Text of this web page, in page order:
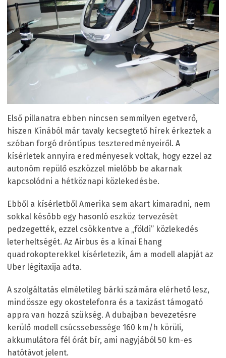
Első pillanatra ebben nincsen semmilyen egetverő,
hiszen Kínából már tavaly kecsegtető hírek érkeztek a
szóban forgó dróntípus teszteredményeiről. A
kísérletek annyira eredményesek voltak, hogy ezzel az
autonóm repülő eszközzel mielőbb be akarnak
kapcsolódni a hétköznapi közlekedésbe.
Ebből a kísérletből Amerika sem akart kimaradni, nem
sokkal később egy hasonló eszköz tervezését
pedzegették, ezzel csökkentve a „földi” közlekedés
leterheltségét. Az Airbus és a kínai Ehang
quadrokopterekkel kísérletezik, ám a modell alapját az
Uber légitaxija adta.
A szolgáltatás elméletileg bárki számára elérhető lesz,
mindössze egy okostelefonra és a taxizást támogató
appra van hozzá szükség. A dubajban bevezetésre
kerülő modell csúcssebessége 160 km/h körüli,
akkumulátora fél órát bír, ami nagyjából 50 km-es
hatótávot jelent.